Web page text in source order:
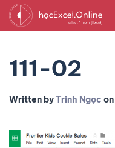
111-02
Written byTrinh Ngọc on